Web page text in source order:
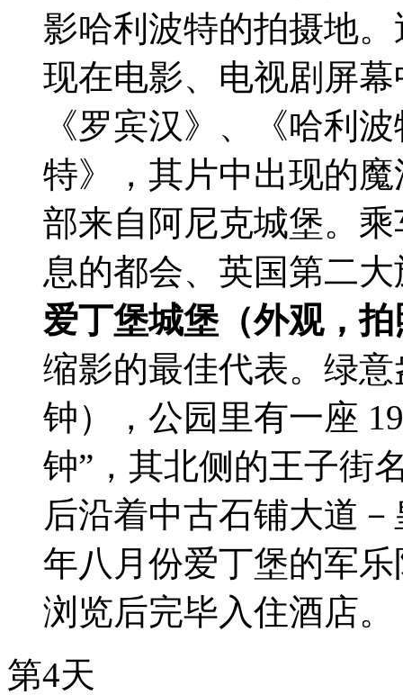
影哈利波特的拍摄地
现在电影、电视剧屏
《罗宾汉》、《哈利
特》，其片中出现的
部来自阿尼克城堡。
息的都会、英国第二
爱丁堡城堡（外观，
缩影的最佳代表。绿
钟），公园里有一座
钟”，其北侧的王子街
后沿着中古石铺大道
年八月份爱丁堡的军
浏览后完毕入住酒店。
第4天